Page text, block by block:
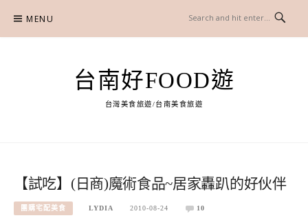
content
MENU
台南好FOOD遊
台灣美食旅遊/台南美食旅遊
【試吃】(日商)魔術食品~居家轟趴的好伙伴
團購宅配美食 LYDIA 2010-08-24 10